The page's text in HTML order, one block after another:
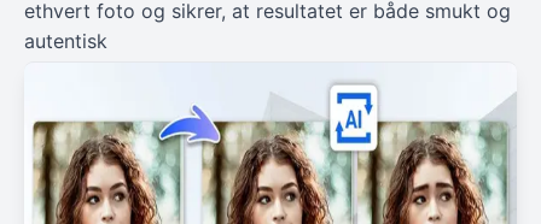
ethvert foto og sikrer, at resultatet er både smukt og
autentisk